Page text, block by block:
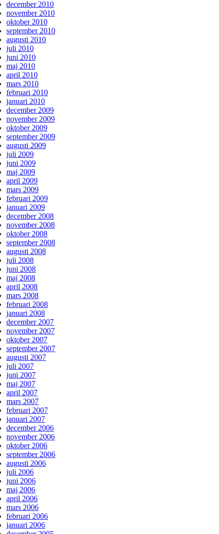
december 2010
november 2010
oktober 2010
september 2010
augusti 2010
juli 2010
juni 2010
maj 2010
april 2010
mars 2010
februari 2010
januari 2010
december 2009
november 2009
oktober 2009
september 2009
augusti 2009
juli 2009
juni 2009
maj 2009
april 2009
mars 2009
februari 2009
januari 2009
december 2008
november 2008
oktober 2008
september 2008
augusti 2008
juli 2008
juni 2008
maj 2008
april 2008
mars 2008
februari 2008
januari 2008
december 2007
november 2007
oktober 2007
september 2007
augusti 2007
juli 2007
juni 2007
maj 2007
april 2007
mars 2007
februari 2007
januari 2007
december 2006
november 2006
oktober 2006
september 2006
augusti 2006
juli 2006
juni 2006
maj 2006
april 2006
mars 2006
februari 2006
januari 2006